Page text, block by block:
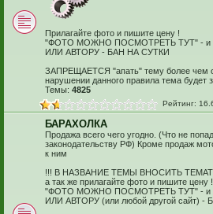
Прилагайте фото и пишите цену !
"ФОТО МОЖНО ПОСМОТРЕТЬ ТУТ" - и
ИЛИ АВТОРУ - БАН НА СУТКИ
ЗАПРЕЩАЕТСЯ "апать" тему более чем
нарушении данного правила тема будет
Темы: 4825
Рейтинг:
БАРАХОЛКА
Продажа всего чего угодно. (Что не
законодательству РФ) Кроме продаж
к ним
!!! В НАЗВАНИЕ ТЕМЫ ВНОСИТЬ
а так же прилагайте фото и пишите цену !
"ФОТО МОЖНО ПОСМОТРЕТЬ ТУТ" - и
ИЛИ АВТОРУ (или любой другой сайт) -